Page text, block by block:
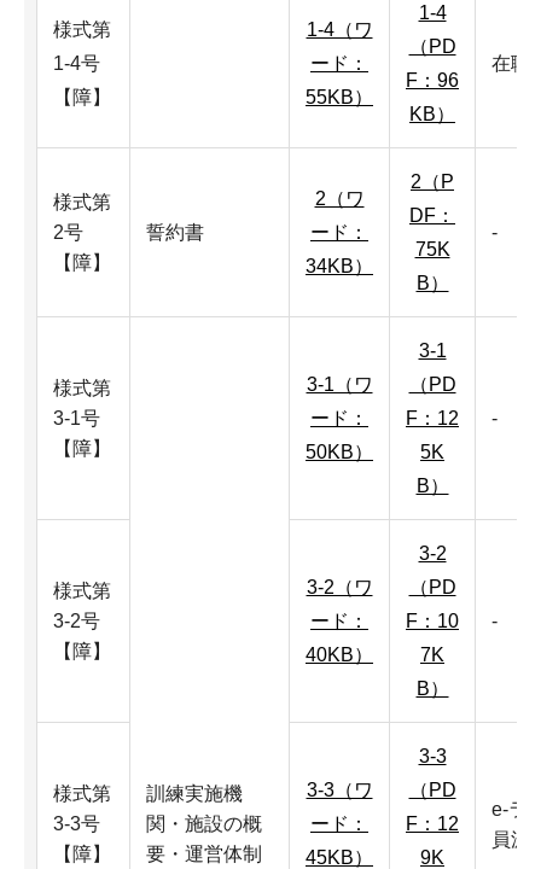
様式第
1-4号
【障】
1-4（ワ
ード：
55KB）
1-4
（PD
F：96
KB）
在職
様式第
2号
【障】
誓約書
2（ワ
ード：
34KB）
2（P
DF：
75K
B）
-
様式第
3-1号
【障】
訓練実施機
関・施設の概
要・運営体制
3-1（ワ
ード：
50KB）
3-1
（PD
F：12
5K
B）
-
様式第
3-2号
【障】
3-2（ワ
ード：
40KB）
3-2
（PD
F：10
7K
B）
-
様式第
3-3号
【障】
3-3（ワ
ード：
45KB）
3-3
（PD
F：12
9K
e-ラ
員派